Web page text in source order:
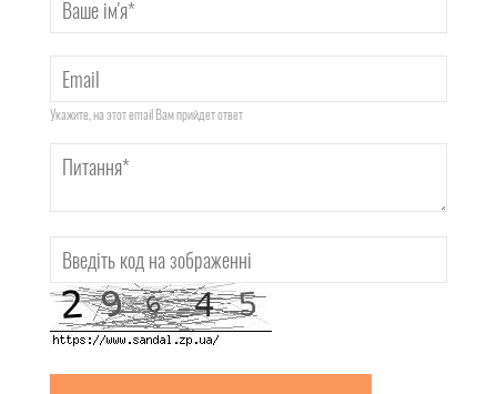
Укажите, на этот email Вам прийдет ответ